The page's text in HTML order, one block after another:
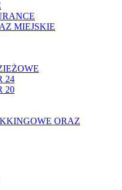
MIEJSKIE
24
20
ORAZ